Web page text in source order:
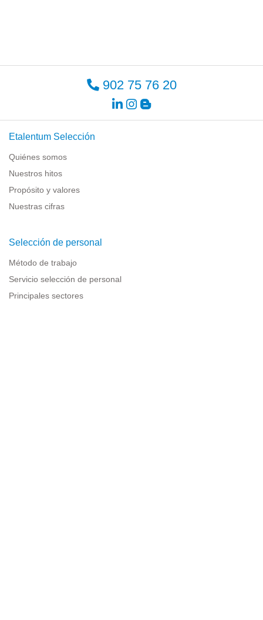
902 75 76 20
Etalentum Selección
Quiénes somos
Nuestros hitos
Propósito y valores
Nuestras cifras
Selección de personal
Método de trabajo
Servicio selección de personal
Principales sectores